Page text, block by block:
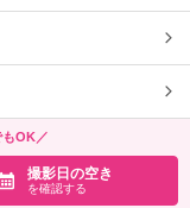
OK／
撮影日の空き
を確認する